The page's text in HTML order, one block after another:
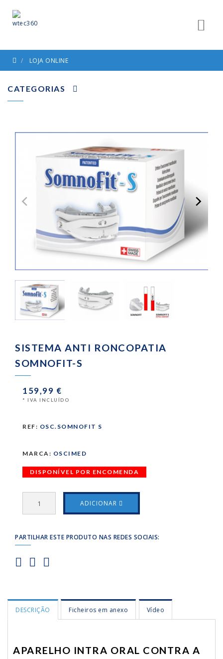
LOJA ONLINE
CATEGORIAS
SISTEMA ANTI RONCOPATIA
SOMNOFIT-S
159,99 €
* IVA INCLUÍDO
REF: OSC.SOMNOFIT S
MARCA: OSCIMED
DISPONÍVEL POR ENCOMENDA
ADICIONAR
PARTILHAR ESTE PRODUTO NAS REDES SOCIAIS:
DESCRIÇÃO Ficheiros em anexo Vídeo
APARELHO INTRA ORAL CONTRA A